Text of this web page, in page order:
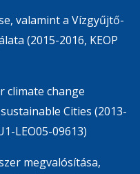
valamint a Vízgyűjtő-
(2015-2016, KEOP
climate change
Cities (2013-
LEO05-09613)
megvalósítása,